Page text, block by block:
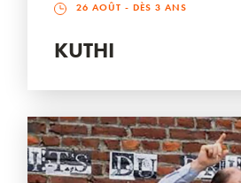
26 AOÛT - DÈS 3 ANS
KUTHI